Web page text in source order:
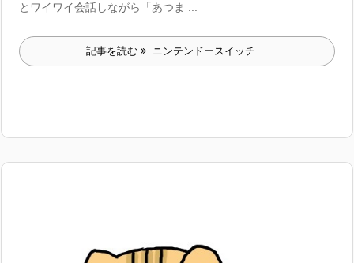
とワイワイ会話しながら「あつま ...
記事を読む ニンテンドースイッチ ...